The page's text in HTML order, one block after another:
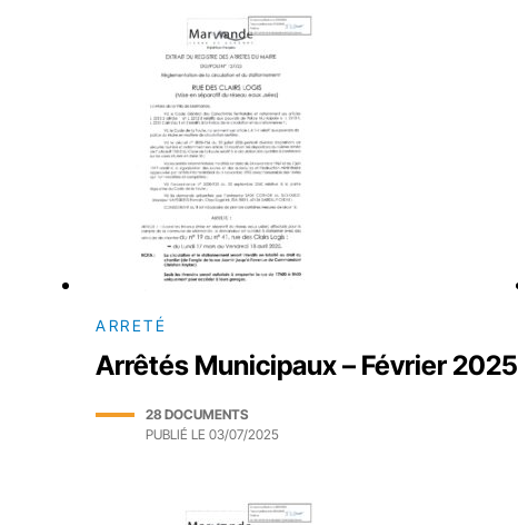
ARRETÉ
Arrêtés Municipaux – Février 2025
28 DOCUMENTS
PUBLIÉ LE 03/07/2025